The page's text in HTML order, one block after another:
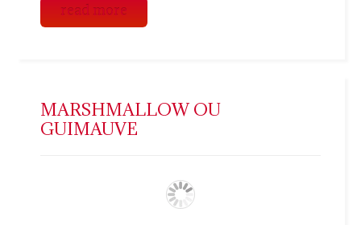
read more
MARSHMALLOW OU
GUIMAUVE